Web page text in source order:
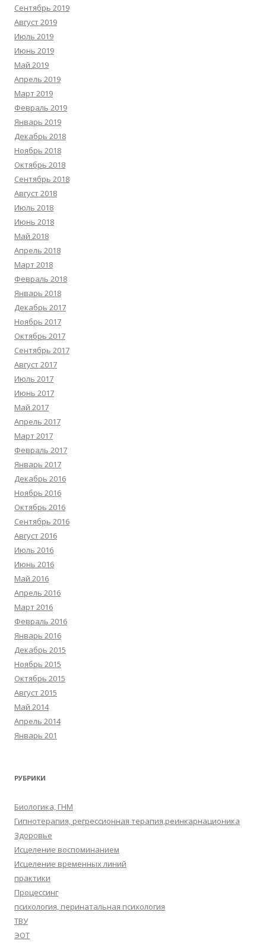
Сентябрь 2019
Август 2019
Июль 2019
Июнь 2019
Май 2019
Апрель 2019
Март 2019
Февраль 2019
Январь 2019
Декабрь 2018
Ноябрь 2018
Октябрь 2018
Сентябрь 2018
Август 2018
Июль 2018
Июнь 2018
Май 2018
Апрель 2018
Март 2018
Февраль 2018
Январь 2018
Декабрь 2017
Ноябрь 2017
Октябрь 2017
Сентябрь 2017
Август 2017
Июль 2017
Июнь 2017
Май 2017
Апрель 2017
Март 2017
Февраль 2017
Январь 2017
Декабрь 2016
Ноябрь 2016
Октябрь 2016
Сентябрь 2016
Август 2016
Июль 2016
Июнь 2016
Май 2016
Апрель 2016
Март 2016
Февраль 2016
Январь 2016
Декабрь 2015
Ноябрь 2015
Октябрь 2015
Август 2015
Май 2014
Апрель 2014
Январь 201
РУБРИКИ
Биологика, ГНМ
Гипнотерапия, регрессионная терапия,реинкарнационика
Здоровье
Исцеление воспоминанием
Исцеление временных линий
практики
Процессинг
психология, перинатальная психология
ТВУ
ЭОТ